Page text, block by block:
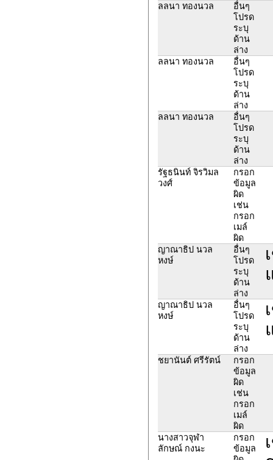
ลลนา ทองนวล
อื่นๆ
โปรด
ระบุ
ด้าน
ล่าง
ลลนา ทองนวล
อื่นๆ
โปรด
ระบุ
ด้าน
ล่าง
ลลนา ทองนวล
อื่นๆ
โปรด
ระบุ
ด้าน
ล่าง
รัฐธนินท์ จิรวิมล
วงศ์
กรอก
ข้อมูล
ผิด
เช่น
กรอก
เมล์
ผิด
ญาณาธิป นวล
หงษ์
อื่นๆ
โปรด
ระบุ
ด้าน
ล่าง
ญาณาธิป นวล
หงษ์
อื่นๆ
โปรด
ระบุ
ด้าน
ล่าง
ชยานันต์ ศรีรัตน์
กรอก
ข้อมูล
ผิด
เช่น
กรอก
เมล์
ผิด
นางสาวจุฬา
ลักษณ์ กงนะ
กรอก
ข้อมูล